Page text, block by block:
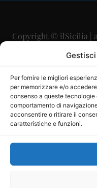
Per fornire le migliori
per memorizzare e/o
consenso a queste
comportamento di
acconsentire o ritirare il
caratteristiche e funzioni.
Copyright © ilSicilia |
Direttore
Direttore
Mercurio
iscritta al Registro